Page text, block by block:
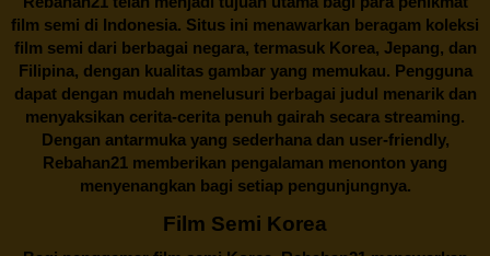
film semi di Indonesia. Situs ini menawarkan beragam koleksi
film semi dari berbagai negara, termasuk Korea, Jepang, dan
Filipina, dengan kualitas gambar yang memukau. Pengguna
dapat dengan mudah menelusuri berbagai judul menarik dan
menyaksikan cerita-cerita penuh gairah secara streaming.
Dengan antarmuka yang sederhana dan user-friendly,
Rebahan21 memberikan pengalaman menonton yang
menyenangkan bagi setiap pengunjungnya.
Film Semi Korea